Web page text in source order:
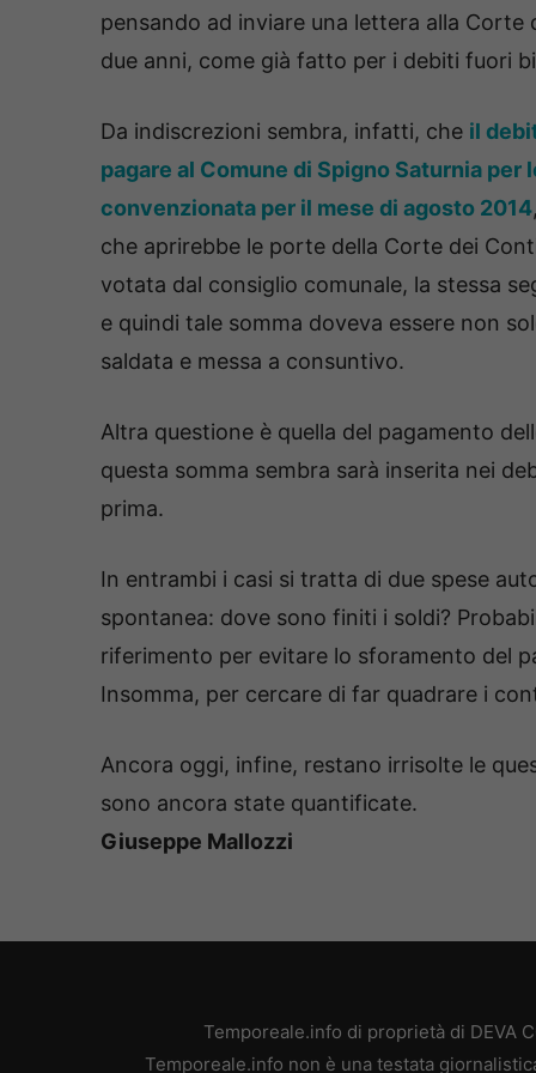
pensando ad inviare una lettera alla
due anni, come già fatto per i debiti fuori
Da indiscrezioni sembra, infatti, che il
pagare al Comune di Spigno Saturnia
convenzionata per il mese di agosto 2014
che aprirebbe le porte della Corte dei
votata dal consiglio comunale, la stessa
e quindi tale somma doveva essere non
saldata e messa a consuntivo.
Altra questione è quella del pagamento
questa somma sembra sarà inserita nei
prima.
In entrambi i casi si tratta di due spese
spontanea: dove sono finiti i soldi?
riferimento per evitare lo sforamento del
Insomma, per cercare di far quadrare i
Ancora oggi, infine, restano irrisolte le
sono ancora state quantificate.
Giuseppe Mallozzi
Temporeale.info di proprietà di DEVA
Temporeale.info non è una testata